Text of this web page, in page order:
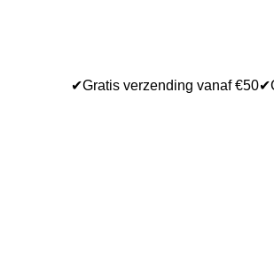
✔Gratis verzending vanaf